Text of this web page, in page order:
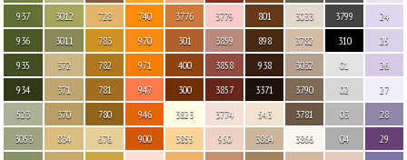
937
936
935
934
523
3053
3012
3011
372
371
370
834
728
783
782
781
780
676
740
970
971
947
946
900
3776
301
400
300
3823
3855
3779
3859
3858
3857
3774
950
801
898
938
3371
543
3864
3033
3782
3032
3790
3781
3866
3799
310
01
02
03
04
24
25
26
27
28
29